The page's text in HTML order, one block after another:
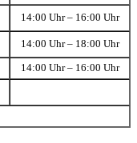
14:00 Uhr – 16:00 Uhr
14:00 Uhr – 18:00 Uhr
14:00 Uhr – 16:00 Uhr